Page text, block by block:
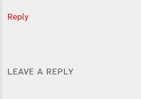
Reply
LEAVE A REPLY